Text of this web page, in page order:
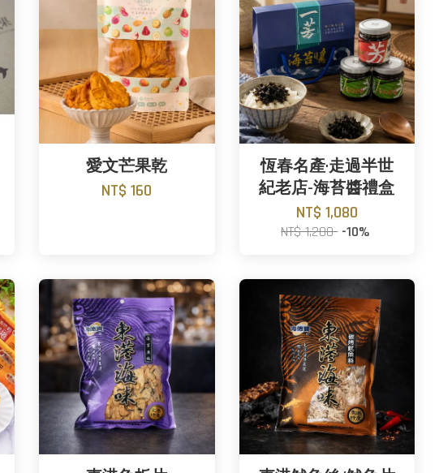
愛文芒果乾
NT$ 160
恆春名產·走過半世
紀老店-海苔醬禮盒
NT$ 1,080
NT$ 1,200 -10%